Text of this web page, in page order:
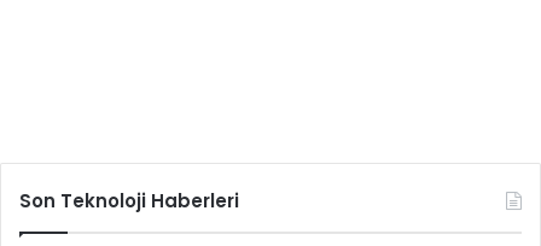
Son Teknoloji Haberleri